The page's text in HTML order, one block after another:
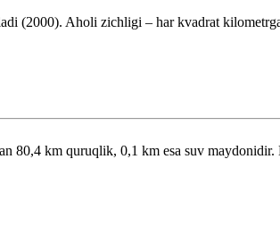
(2000). Aholi zichligi – har kvadrat
80,4 km quruqlik, 0,1 km esa suv maydonidir.